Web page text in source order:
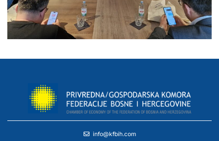
info@kfbih.com